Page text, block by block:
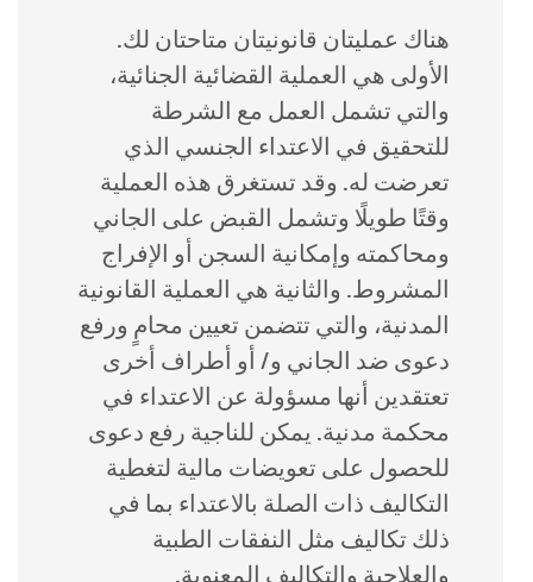
هناك عمليتان قانونيتان متاحتان لك.
الأولى هي العملية القضائية الجنائية،
والتي تشمل العمل مع الشرطة
للتحقيق في الاعتداء الجنسي الذي
تعرضت له. وقد تستغرق هذه العملية
وقتًا طويلًا وتشمل القبض على الجاني
ومحاكمته وإمكانية السجن أو الإفراج
المشروط. والثانية هي العملية القانونية
المدنية، والتي تتضمن تعيين محامٍ ورفع
دعوى ضد الجاني و/ أو أطراف أخرى
تعتقدين أنها مسؤولة عن الاعتداء في
محكمة مدنية. يمكن للناجية رفع دعوى
للحصول على تعويضات مالية لتغطية
التكاليف ذات الصلة بالاعتداء بما في
ذلك تكاليف مثل النفقات الطبية
والعلاجية والتكاليف المعنوية.